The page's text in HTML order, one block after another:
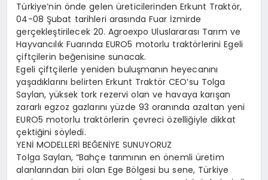
Türkiye’nin önde gelen üreticilerinden Erkunt Traktör,
04-08 Şubat tarihleri arasında Fuar İzmirde
gerçekleştirilecek 20. Agroexpo Uluslararası Tarım ve
Hayvancılık Fuarında EURO5 motorlu traktörlerini Egeli
çiftçilerin beğenisine sunacak.
Egeli çiftçilerle yeniden buluşmanın heyecanını
yaşadıklarını belirten Erkunt Traktör CEO’su Tolga
Saylan, yüksek tork rezervi olan ve havaya karışan
zararlı egzoz gazlarını yüzde 93 oranında azaltan yeni
EURO5 motorlu traktörlerin çevreci özelliğiyle dikkat
çektiğini söyledi.
YENİ MODELLERİ BEĞENİYE SUNUYORUZ
Tolga Saylan, “Bahçe tarımının en önemli üretim
alanlarından biri olan Ege Bölgesi bu sene, Türkiye